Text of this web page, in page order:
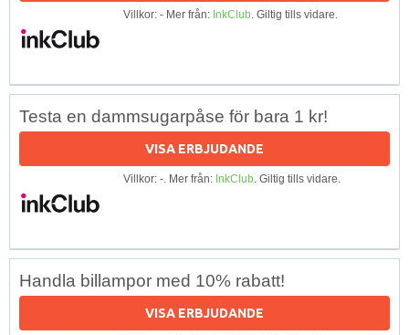
Villkor: - Mer från: InkClub. Giltig tills vidare.
Testa en dammsugarpåse för bara 1 kr!
VISA ERBJUDANDE
Villkor: -. Mer från: InkClub. Giltig tills vidare.
Handla billampor med 10% rabatt!
VISA ERBJUDANDE